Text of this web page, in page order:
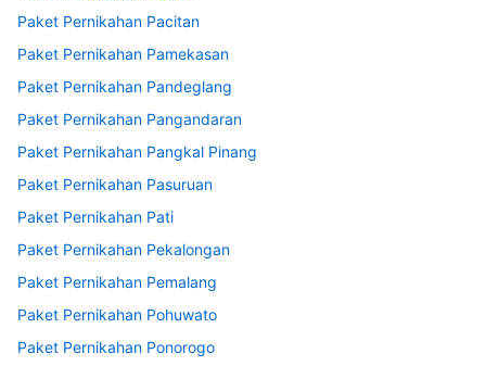
Paket Pernikahan Pacitan
Paket Pernikahan Pamekasan
Paket Pernikahan Pandeglang
Paket Pernikahan Pangandaran
Paket Pernikahan Pangkal Pinang
Paket Pernikahan Pasuruan
Paket Pernikahan Pati
Paket Pernikahan Pekalongan
Paket Pernikahan Pemalang
Paket Pernikahan Pohuwato
Paket Pernikahan Ponorogo